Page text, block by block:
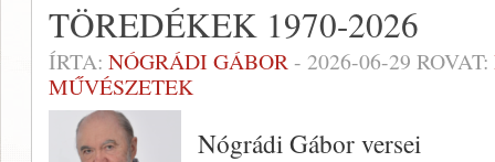
TÖREDÉKEK 1970-2026
ÍRTA: NÓGRÁDI GÁBOR- 2026-06-29 ROVAT:
MŰVÉSZETEK
Nógrádi Gábor versei